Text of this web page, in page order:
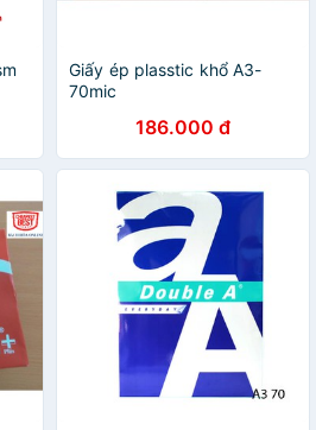
Giấy ép plasstic khổ A3-
70mic
186.000 đ